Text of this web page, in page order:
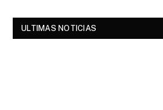
ULTIMAS NOTICIAS